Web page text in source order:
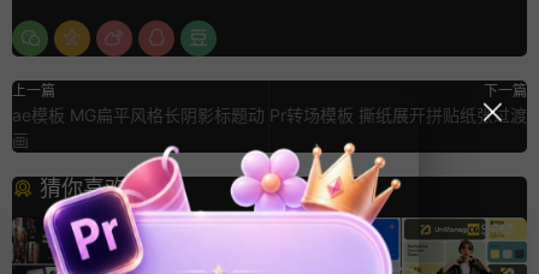
上一篇
ae模板 MG扁平风格长阴影标题动
画
下一篇
Pr转场模板 撕纸展开拼贴纸张过渡
猜你喜欢